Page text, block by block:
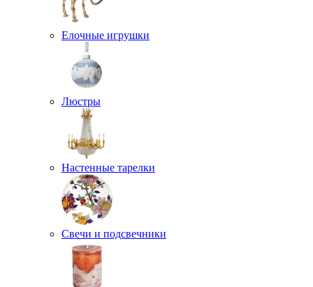
Елочные игрушки
Люстры
Настенные тарелки
Свечи и подсвечники